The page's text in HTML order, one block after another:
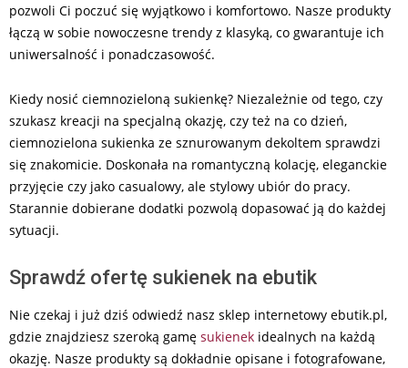
pozwoli Ci poczuć się wyjątkowo i komfortowo. Nasze produkty
łączą w sobie nowoczesne trendy z klasyką, co gwarantuje ich
uniwersalność i ponadczasowość.
Kiedy nosić ciemnozieloną sukienkę? Niezależnie od tego, czy
szukasz kreacji na specjalną okazję, czy też na co dzień,
ciemnozielona sukienka ze sznurowanym dekoltem sprawdzi
się znakomicie. Doskonała na romantyczną kolację, eleganckie
przyjęcie czy jako casualowy, ale stylowy ubiór do pracy.
Starannie dobierane dodatki pozwolą dopasować ją do każdej
sytuacji.
Sprawdź ofertę sukienek na ebutik
Nie czekaj i już dziś odwiedź nasz sklep internetowy ebutik.pl,
gdzie znajdziesz szeroką gamę sukienek idealnych na każdą
okazję. Nasze produkty są dokładnie opisane i fotografowane,